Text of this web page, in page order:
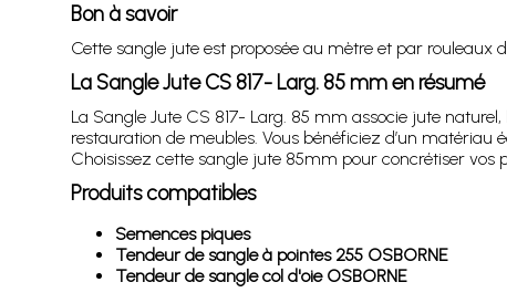
Bon à savoir
Cette sangle jute est proposée au mètre et par rouleaux
La Sangle Jute CS 817- Larg. 85 mm en résumé
La Sangle Jute CS 817- Larg. 85 mm associe jute
restauration de meubles. Vous bénéficiez d’un matériau
Choisissez cette sangle jute 85mm pour concrétiser vos
Produits compatibles
Semences piques
Tendeur de sangle à pointes 255 OSBORNE
Tendeur de sangle col d'oie OSBORNE